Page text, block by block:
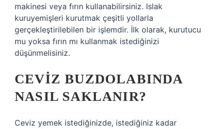
makinesi veya fırın kullanabilirsiniz. Islak
kuruyemişleri kurutmak çeşitli yollarla
gerçekleştirilebilen bir işlemdir. İlk olarak, kurutucu
mu yoksa fırın mı kullanmak istediğinizi
düşünmelisiniz.
CEVIZ BUZDOLABINDA
NASIL SAKLANIR?
Ceviz yemek istediğinizde, istediğiniz kadar